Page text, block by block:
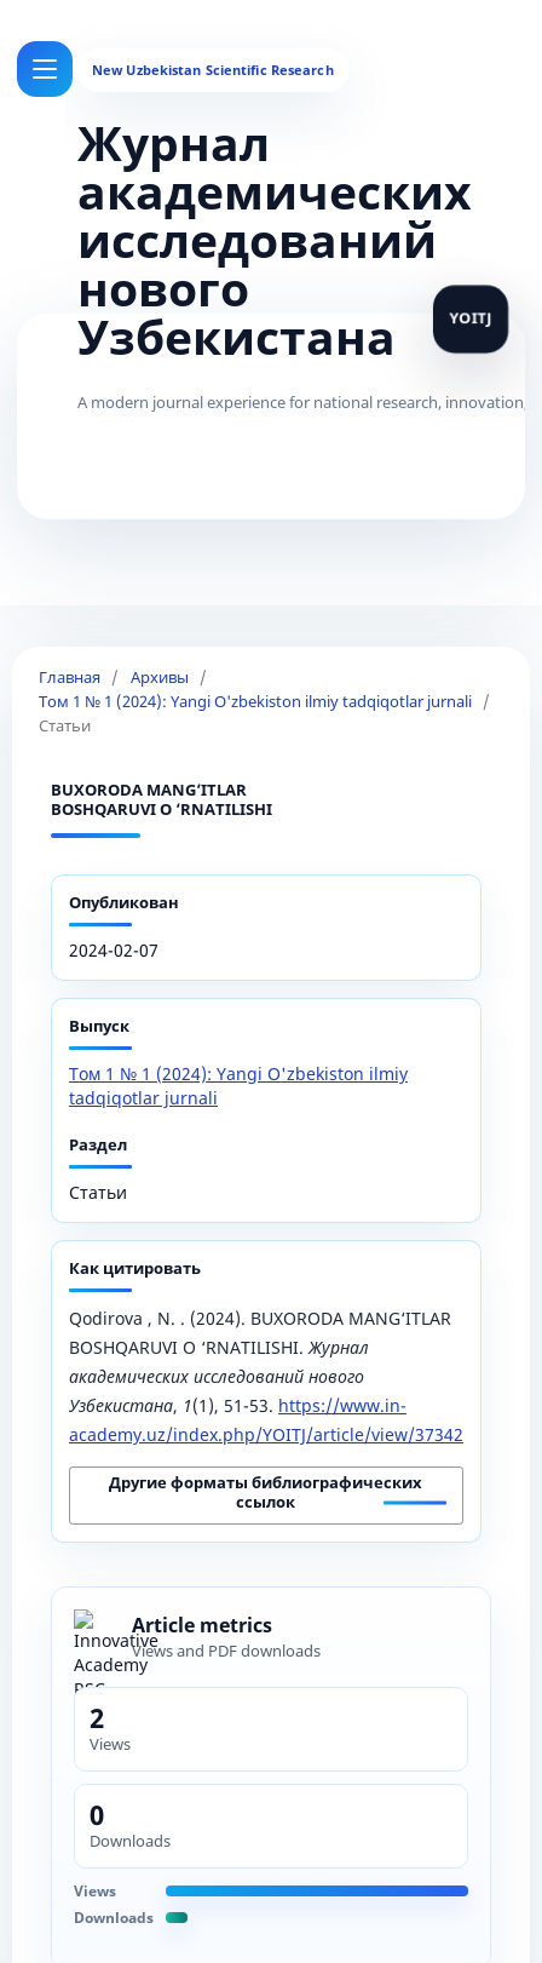
Журнал
академических
исследований
нового
Узбекистана
Главная / Архивы
/
Том 1 № 1 (2024): Yangi O'zbekiston ilmiy tadqiqotlar jurnali /
Статьи
BUXORODA MANG‘ITLAR
BOSHQARUVI O ‘RNATILISHI
Опубликован
2024-02-07
Выпуск
Том 1 № 1 (2024): Yangi O'zbekiston ilmiy
tadqiqotlar jurnali
Раздел
Статьи
Как цитировать
Qodirova , N. . (2024). BUXORODA MANG‘ITLAR
BOSHQARUVI O ‘RNATILISHI.Журнал
академических исследований нового
Узбекистана, 1(1), 51-53. https://www.in-
academy.uz/index.php/YOITJ/article/view/37342
Другие форматы библиографических
ссылок
Article metrics
Views and PDF downloads
2
Views
0
Downloads
Views
Downloads